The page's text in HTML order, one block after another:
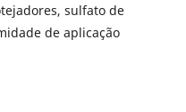
sulfato de
de aplicação